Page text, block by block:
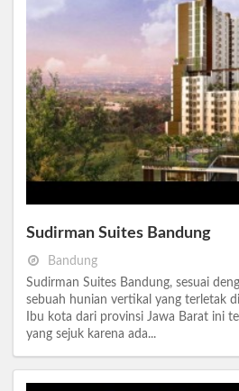
Sudirman Suites Bandung
Bandung
Sudirman Suites Bandung, sesuai
sebuah hunian vertikal yang terletak
Ibu kota dari provinsi Jawa Barat ini
yang sejuk karena ada...